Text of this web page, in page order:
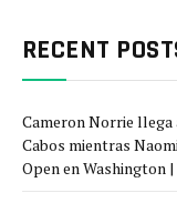
RECENT
Cameron Norrie
Cabos mientras
Open en Washington